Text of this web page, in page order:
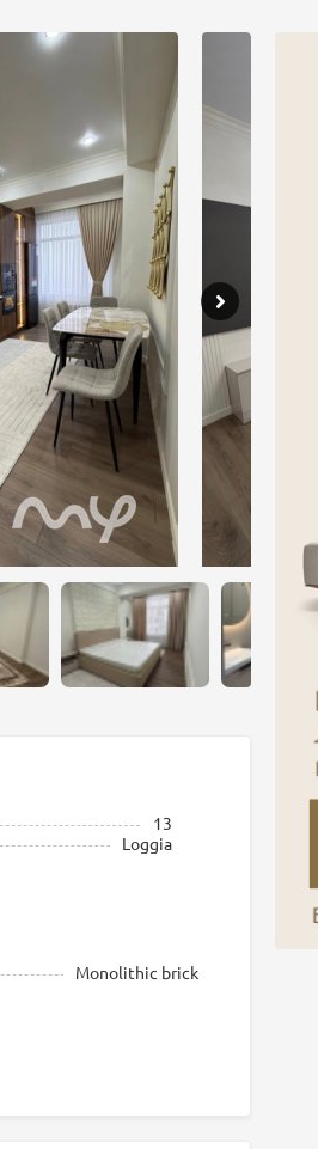
13
Loggia
Monolithic brick